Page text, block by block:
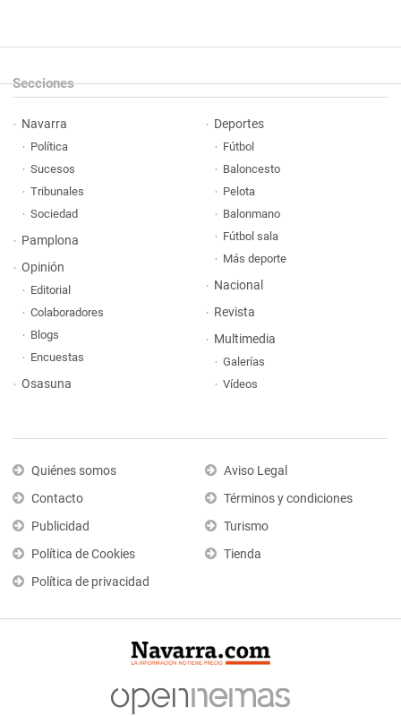
Secciones
Navarra
Política
Sucesos
Tribunales
Sociedad
Pamplona
Opinión
Editorial
Colaboradores
Blogs
Encuestas
Osasuna
Deportes
Fútbol
Baloncesto
Pelota
Balonmano
Fútbol sala
Más deporte
Nacional
Revista
Multimedia
Galerías
Vídeos
Quiénes somos
Contacto
Publicidad
Política de Cookies
Política de privacidad
Aviso Legal
Términos y condiciones
Turismo
Tienda